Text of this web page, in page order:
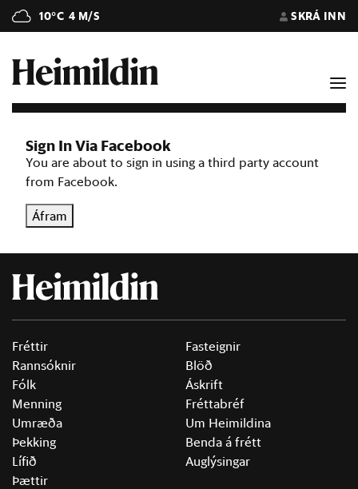
10°C 4 M/S SKRÁ INN
Sign In Via Facebook
You are about to sign in using a third party account
from Facebook.
Áfram
Fréttir
Rannsóknir
Fólk
Menning
Umræða
Þekking
Lífið
Þættir
Fasteignir
Blöð
Áskrift
Fréttabréf
Um Heimildina
Benda á frétt
Auglýsingar